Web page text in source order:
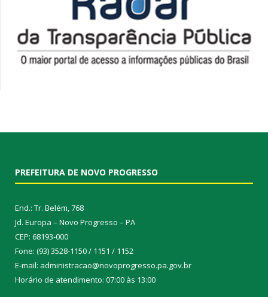
PREFEITURA DE NOVO PROGRESSO
End.: Tr. Belém, 768
Jd. Europa – Novo Progresso – PA
CEP: 68193-000
Fone: (93) 3528-1150 / 1151 / 1152
E-mail: administracao@novoprogresso.pa.gov.br
Horário de atendimento: 07:00 às 13:00